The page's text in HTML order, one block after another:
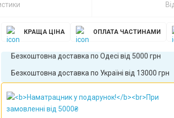
КРАЩА ЦІНА ОПЛАТА ЧАСТИНАМИ
Безкоштовна доставка по Харкову від 5000 грн
Безкоштовна доставка по Україні від 13000 грн